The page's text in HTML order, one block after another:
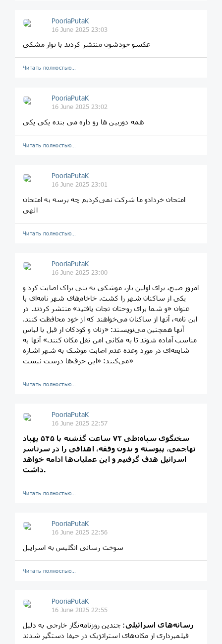
PooriaPutaK
16 June 2025 23:03
عکسو خودشون منتشر کردند با نوار مشکی
Читать полностью…
PooriaPutaK
16 June 2025 23:02
همه دوربین ها رو داره می بنده یکی یکی
Читать полностью…
PooriaPutaK
16 June 2025 23:01
امتحان خردادو ما شرکت نمی‌کردیم چه برسه به امتحان
الهی
Читать полностью…
PooriaPutaK
16 June 2025 23:00
امروز صبح، برای اولین بار، موشکی به بنی براک اصابت کرد و
یکی از ساکنان شهر را کشت. خاخام‌های شهر نامه‌ای با
عنوان «و شما برای روحتان نجات یافتید» منتشر کردند. در
این نامه، آنها از ساکنان می‌خواهند که از خود محافظت کنند.
آنها همچنین می‌نویسند: «زنان و کودکان از قبل با لباس
مناسب آماده شوند تا به مکانی امن نقل مکان کنند.» آنها به
شایعه‌ای در مورد وعده عدم اصابت موشک به شهر اشاره
می‌کنند: «این حرف‌ها درست نیست»
Читать полностью…
PooriaPutaK
16 June 2025 22:57
سخنگوی سپاه:طی ۷۲ ساعت گذشته با ۵۴۵ پهپاد
تهاجمی، پیوسته و بدون وقفه، اهدافی را در سرتاسر
اسرائیل هدف گرفتیم و این عملیات‌ها ادامه خواهد
داشت.
Читать полностью…
PooriaPutaK
16 June 2025 22:56
سوخت رسانی انگلیس به اسراییل
Читать полностью…
PooriaPutaK
16 June 2025 22:55
رسانه‌های اسرائیلی: چندین روزنامه‌نگار خارجی به دلیل
فیلمبرداری از مکان‌های استراتژیک در حیفا دستگیر شدند